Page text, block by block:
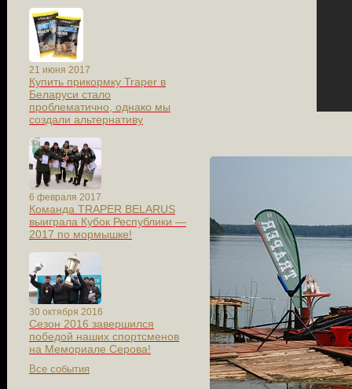
21 июня 2017
Купить прикормку Traper в
Беларуси стало
проблематично, однако мы
создали альтернативу
6 февраля 2017
Команда TRAPER BELARUS
выиграла Кубок Республики —
2017 по мормышке!
30 октября 2016
Сезон 2016 завершился
победой наших спортсменов
на Мемориале Серова!
Все события